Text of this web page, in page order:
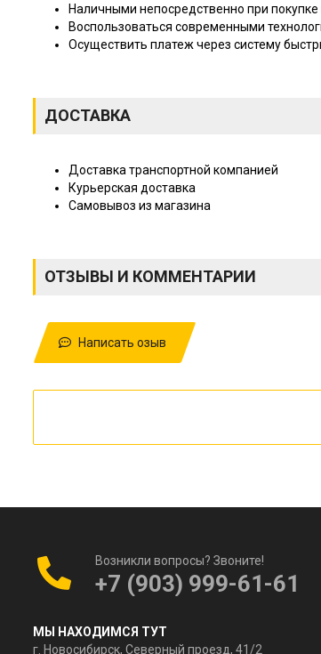
Наличными непосредственно при покупке
Воспользоваться современными
Осуществить платеж через систему
ДОСТАВКА
Доставка транспортной компанией
Курьерская доставка
Самовывоз из магазина
ОТЗЫВЫ И КОММЕНТАРИИ
Написать озыв
Возникли вопросы? Звоните!
+7 (903) 999-61-61
МЫ НАХОДИМСЯ ТУТ
г. Новосибирск, Северный проезд, 41/2